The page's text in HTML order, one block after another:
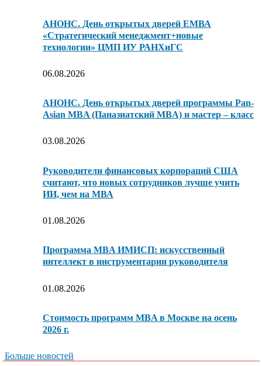
АНОНС. День открытых дверей ЕМВА
«Стратегический менеджмент+новые
технологии» ЦМП ИУ РАНХиГС
06.08.2026
АНОНС. День открытых дверей программы Pan-
Asian MBA (Паназиатский MBA) и мастер – класс
03.08.2026
Руководители финансовых корпораций США
считают, что новых сотрудников лучше учить
ИИ, чем на МВА
01.08.2026
Программа MBA ИМИСП: искусственный
интеллект в инструментарии руководителя
01.08.2026
Стоимость программ MBA в Москве на осень
2026 г.
Больше новостей